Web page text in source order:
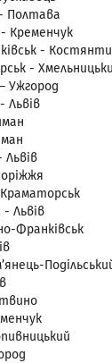
Полтава
Кременчук
-
-
Ужгород
Львів
- Львів
Франківськ